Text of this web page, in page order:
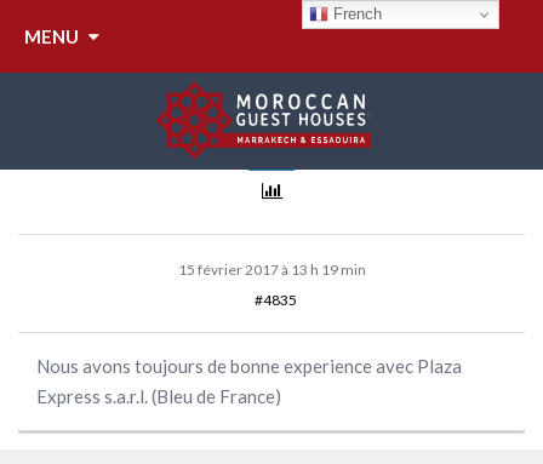
MENU BLANCHISSERIE
Anonyme
15 février 2017 à 13 h 19 min
#4835
Nous avons toujours de bonne experience avec Plaza
Express s.a.r.l. (Bleu de France)
French